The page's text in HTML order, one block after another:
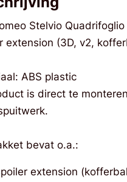
Stelvio Quadrifoglio
extension (3D, v2,
ABS plastic
is direct te
bevat o.a.:
extension